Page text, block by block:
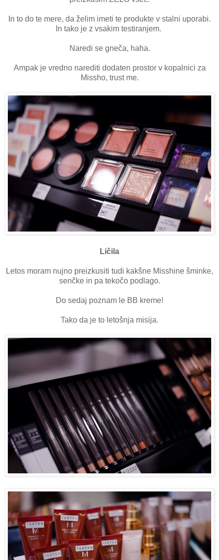
In to do te mere, da želim imeti te produkte v stalni uporabi.
In tako je z vsakim testiranjem.
Naredi se gneča, haha.
Ampak je vredno narediti dodaten prostor v kopalnici za
Missho, trust me.
Ličila
Letos moram nujno preizkusiti tudi kakšne Misshine šminke,
senčke in pa tekočo podlago.
Do sedaj poznam le BB kreme!
Tako da je to letošnja misija.